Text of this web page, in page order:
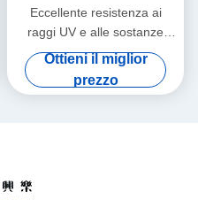
Eccellente resistenza ai
raggi UV e alle sostanze
chimiche per Super Sack 1
Ton Fibc Big Jumbo Bags
Ottieni il miglior
prezzo